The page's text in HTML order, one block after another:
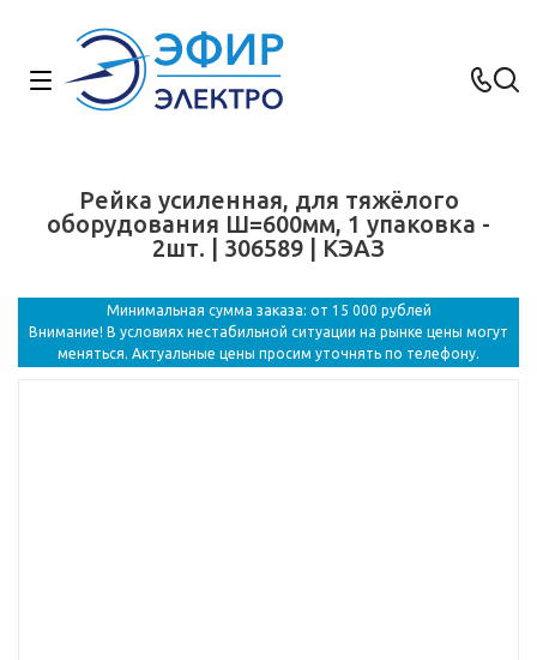
Рейка усиленная, для тяжёлого
оборудования Ш=600мм, 1 упаковка -
2шт. | 306589 | КЭАЗ
Минимальная сумма заказа: от 15 000 рублей
Внимание! В условиях нестабильной ситуации на рынке цены могут
меняться. Актуальные цены просим уточнять по телефону.